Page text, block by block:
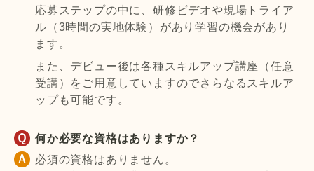
応募ステップの中に、研修ビデオや現場トライア
ル（3時間の実地体験）があり学習の機会があり
ます。
また、デビュー後は各種スキルアップ講座（任意
受講）をご用意していますのでさらなるスキルア
ップも可能です。
何か必要な資格はありますか？
必須の資格はありません。